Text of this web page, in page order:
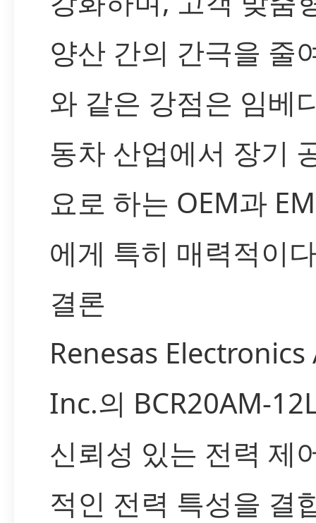
양산 간의 간극을 줄
와 같은 강점은 임베
동차 산업에서 장기
요로 하는 OEM과
에게 특히 매력적이
결론
Renesas
Inc.의 BCR20AM-
신뢰성 있는 전력 제
적인 전력 특성을 결